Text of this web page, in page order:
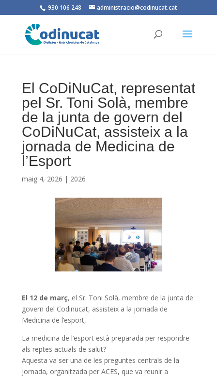
930 106 248 administracio@codinucat.cat
El CoDiNuCat, representat
pel Sr. Toni Solà, membre
de la junta de govern del
CoDiNuCat, assisteix a la
jornada de Medicina de
l’Esport
maig 4, 2026 | 2026
El 12 de març, el Sr. Toni Solà, membre de la junta de
govern del Codinucat, assisteix a la jornada de
Medicina de l’esport,
La medicina de l’esport està preparada per respondre
als reptes actuals de salut?
Aquesta va ser una de les preguntes centrals de la
jornada, organitzada per ACES, que va reunir a